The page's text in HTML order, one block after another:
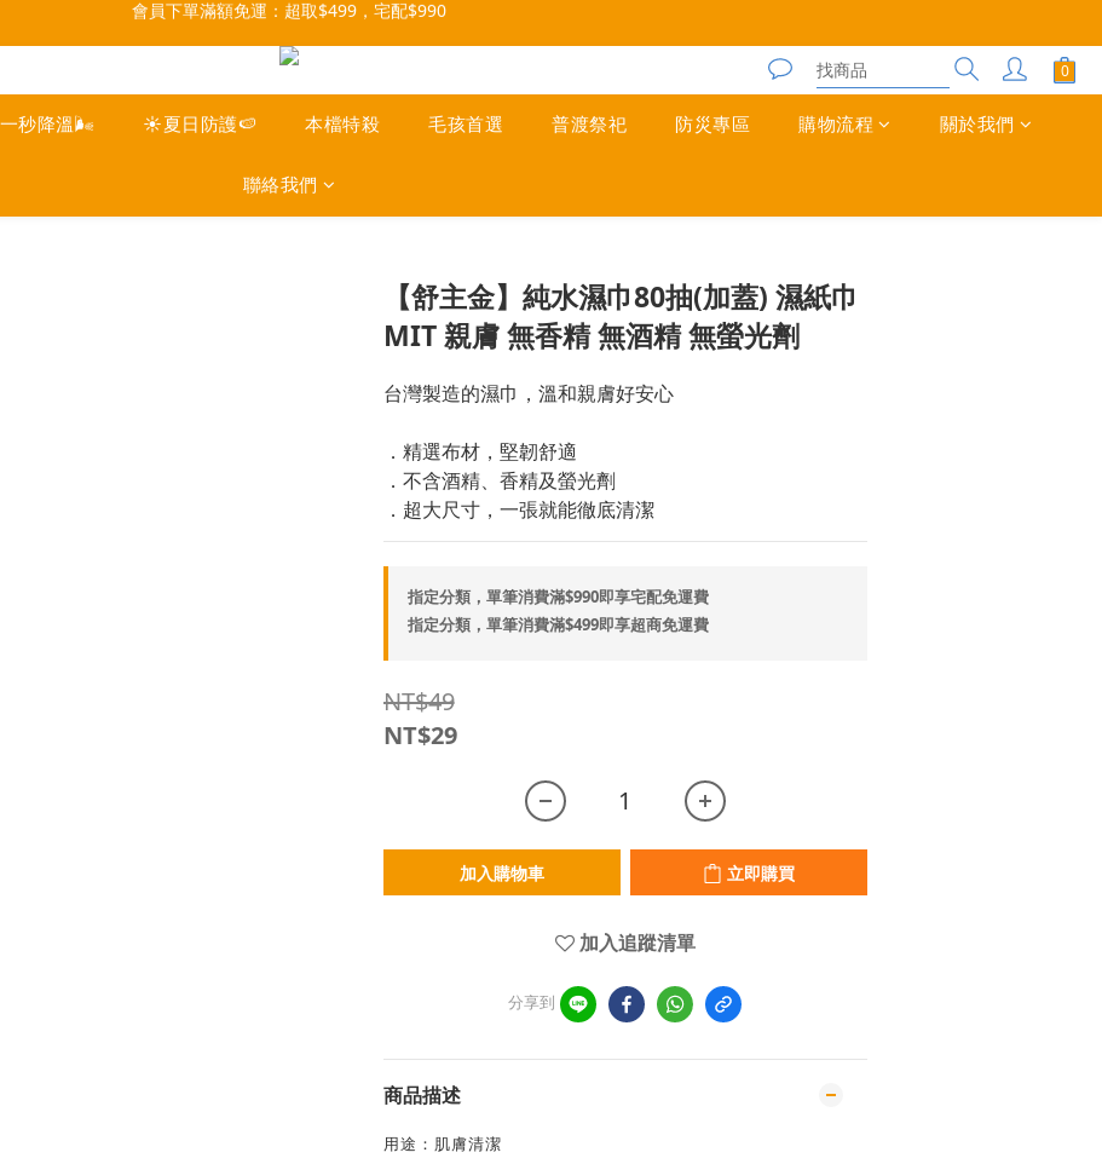
每月9號會員日，消費點數3倍送！把握機會，趕緊下單！
07/28-08/31 爸氣一擊・限時開搶
每月9號會員日，消費點數3倍送！把握機會，趕緊下單！
秒降溫🌬️ ☀️夏日防護🍉 本檔特殺 毛孩首選 普渡祭祀 防災專區 購物流程 關於我們
聯絡我們
【舒主金】純水濕巾80抽(加蓋) 濕紙巾
MIT 親膚 無香精 無酒精 無螢光劑
台灣製造的濕巾，溫和親膚好安心
．精選布材，堅韌舒適
．不含酒精、香精及螢光劑
．超大尺寸，一張就能徹底清潔
指定分類，單筆消費滿$990即享宅配免運費
指定分類，單筆消費滿$499即享超商免運費
NT$49
NT$29
加入購物車 立即購買
加入追蹤清單
分享到
商品描述
用途：肌膚清潔